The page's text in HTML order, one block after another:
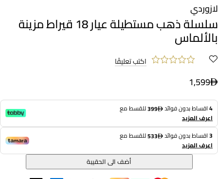
لازوردي
سلسلة ذهب مستطيلة عيار 18 قيراط مزينة
بالألماس
اكتب تعليقًا
1,599
4اقساط بدون فوائد 399للقسط مع
اعرف المزيد
3اقساط بدون فوائد 533للقسط مع
اعرف المزيد
أضف الى الحقيبة